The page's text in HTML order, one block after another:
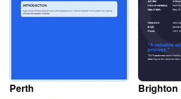
Perth Brighton